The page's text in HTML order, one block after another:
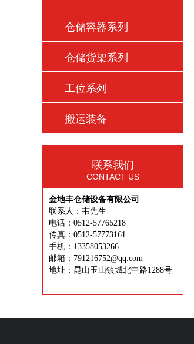
仓储容器系列
仓储货架系列
工位系列
搬运装备
联系我们
CONTACT US
金地丰仓储设备有限公司
联系人：韦先生
电话：0512-57765218
传真：0512-57773161
手机：13358053266
邮箱：791216752@qq.com
地址：昆山玉山镇城北中路1288号